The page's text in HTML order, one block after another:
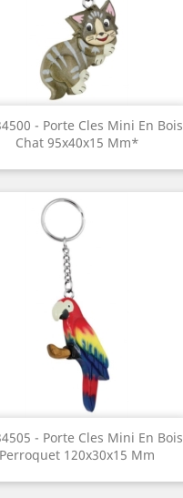
- Porte Cles Mini En Bois
Chat 95x40x15 Mm*
Aperçu rapide
- Porte Cles Mini En Bois
Perroquet 120x30x15 Mm
Aperçu rapide